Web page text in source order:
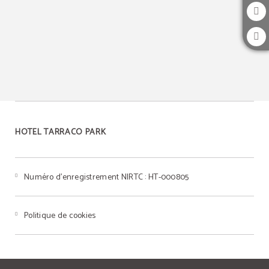
HOTEL TARRACO PARK
Numéro d’enregistrement NIRTC : HT-000805
Politique de cookies